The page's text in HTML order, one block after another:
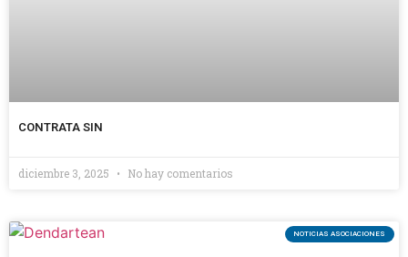
CONTRATA SIN
diciembre 3, 2025 No hay comentarios
NOTICIAS ASOCIACIONES